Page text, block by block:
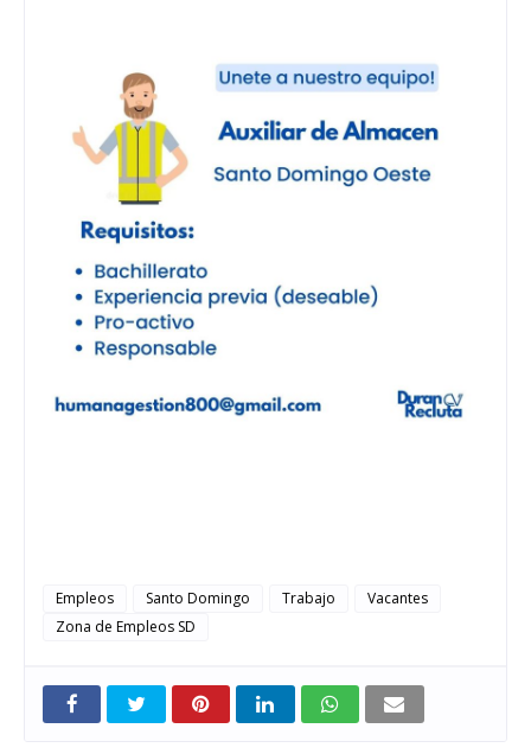
Empleos Santo Domingo Trabajo
Vacantes
Zona de Empleos SD